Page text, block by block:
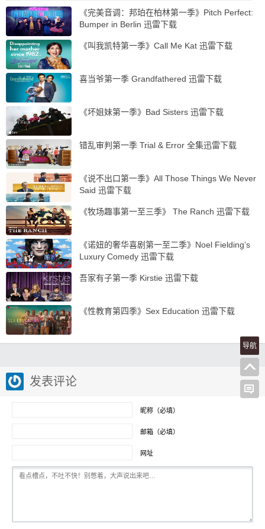
《完美音调：邦珀在柏林第一季》Pitch Perfect:
Bumper in Berlin 迅雷下载
《叫我凯特第一季》Call Me Kat 迅雷下载
喜当爷第一季 Grandfathered 迅雷下载
《坏姐妹第一季》Bad Sisters 迅雷下载
错乱审判第一季 Trial & Error 全集迅雷下载
《说不出口第一季》All Those Things We Never
Said 迅雷下载
《牧场趣事第一至三季》 The Ranch 迅雷下载
《诺妞的奢华喜剧第一至二季》Noel Fielding’s
Luxury Comedy 迅雷下载
吾家有子第一季 Kirstie 迅雷下载
《性教育第四季》Sex Education 迅雷下载
发表评论
昵称（必填）
邮箱（必填）
网址
导航